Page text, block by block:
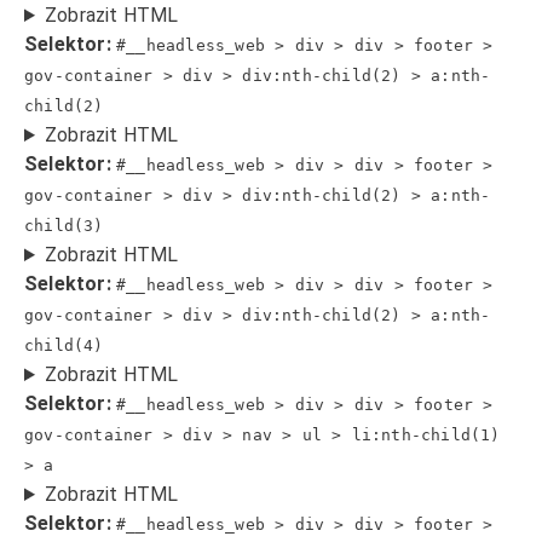
Zobrazit HTML
Selektor: #__headless_web > div > div > footer >
gov-container > div > div:nth-child(2) > a:nth-
child(2)
Zobrazit HTML
Selektor: #__headless_web > div > div > footer >
gov-container > div > div:nth-child(2) > a:nth-
child(3)
Zobrazit HTML
Selektor: #__headless_web > div > div > footer >
gov-container > div > div:nth-child(2) > a:nth-
child(4)
Zobrazit HTML
Selektor: #__headless_web > div > div > footer >
gov-container > div > nav > ul > li:nth-child(1)
> a
Zobrazit HTML
Selektor: #__headless_web > div > div > footer >